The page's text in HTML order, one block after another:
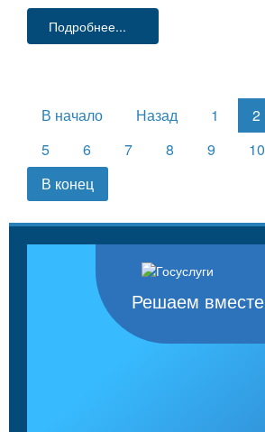
Подробнее...
В начало Назад 1 2
5
6 7 8 9 10
В конец
Решаем вместе